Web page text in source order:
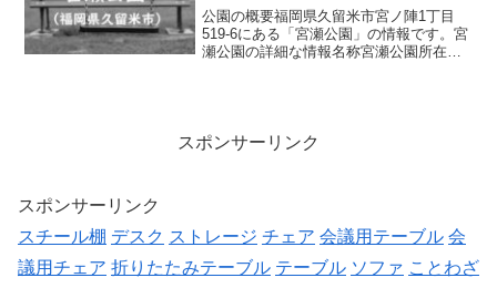
公園の概要福岡県久留米市宮ノ陣1丁目
519-6にある「宮瀬公園」の情報です。宮
瀬公園の詳細な情報名称宮瀬公園所在地
スポンサーリンク
スポンサーリンク
スチール棚 デスク ストレージ チェア 会議用テーブル 会
議用チェア 折りたたみテーブル テーブル ソファ ことわざ